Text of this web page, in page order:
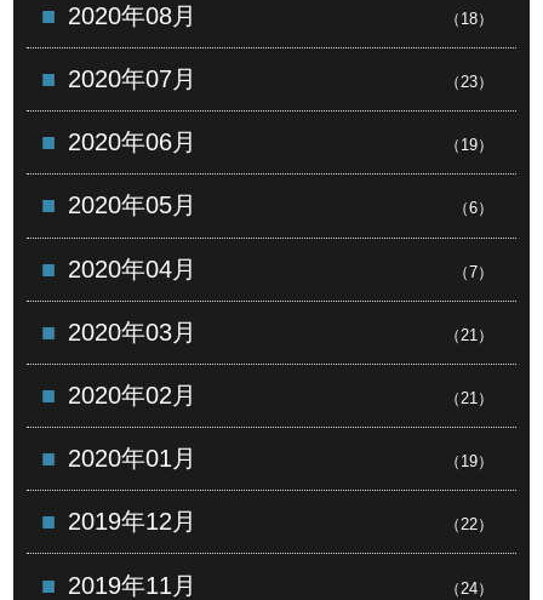
2020年08月 （18）
2020年07月 （23）
2020年06月 （19）
2020年05月 （6）
2020年04月 （7）
2020年03月 （21）
2020年02月 （21）
2020年01月 （19）
2019年12月 （22）
2019年11月 （24）